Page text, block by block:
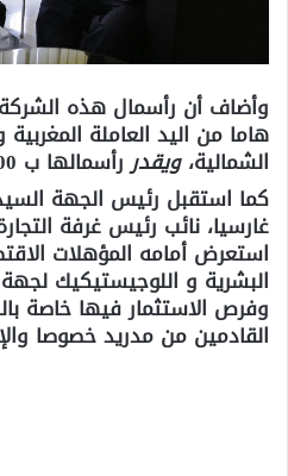
وأضاف أن رأسمال هذه الشركة
هاما من اليد العاملة
الشمالية،ويقدررأسمالها ب 500 مليون أورو.
كما استقبل رئيس الجهة
غارسيا، نائب رئيس غرفة التجارة
استعرض أمامه المؤهلات
البشرية و اللوجيستيكيك
وفرص الاستثمار فيها خاصة
القادمين من مدريد خصوصا